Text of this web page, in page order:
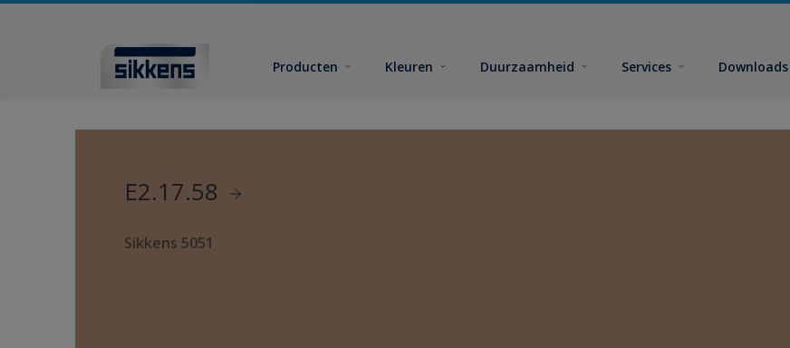
Producten Kleuren Duurzaamheid Services Downloads
E2.17.58
Sikkens 5051